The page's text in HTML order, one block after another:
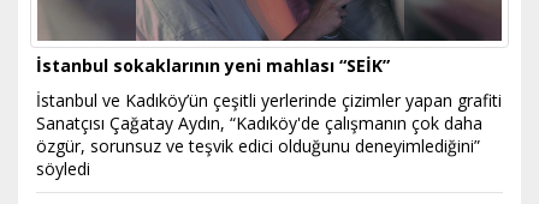
İstanbul sokaklarının yeni mahlası “SEİK”
İstanbul ve Kadıköy’ün çeşitli yerlerinde çizimler yapan grafiti
Sanatçısı Çağatay Aydın, “Kadıköy'de çalışmanın çok daha
özgür, sorunsuz ve teşvik edici olduğunu deneyimlediğini”
söyledi